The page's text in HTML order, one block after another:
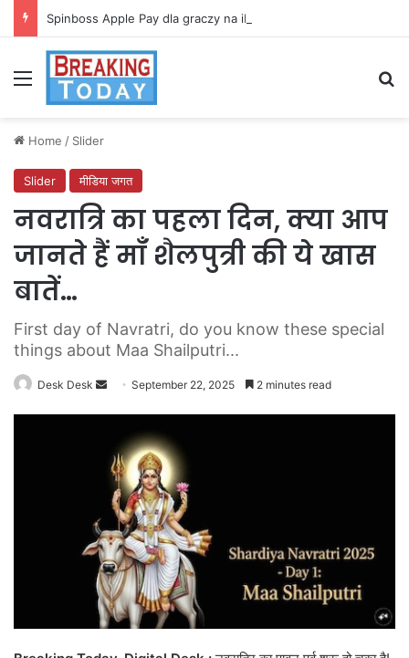
Spinboss Apple Pay dla graczy na iPhone
Menu
Home / Slider
Slider मीडिया जगत
नवरात्रि का पहला दिन, क्या आप
जानते हैं माँ शैलपुत्री की ये खास
बातें…
First day of Navratri, do you know these special
things about Maa Shailputri...
Desk Desk
SendSeptember 22, 2025 2 minutes read